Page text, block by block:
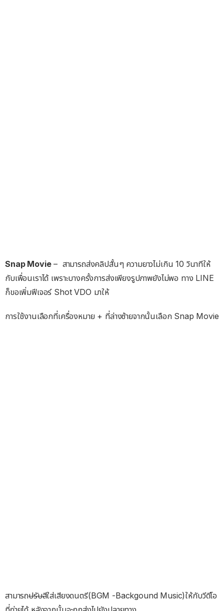
Snap Movie– สามารถส่งคลิปสั้นๆ ความยาวไม่เกิน 10 วินาทีให้
กับเพื่อนเราได้ เพราะบางครั้งการส่งเพียงรูปภาพยังไม่พอ ทาง LINE
ก็ขอเพิ่มฟีเจอร์ Shot VDO มาให้
การใช้งานเลือกที่เครื่องหมาย + ที่ล่างซ้ายจากนั้นเลือก Snap Movie
สามารถปรับสีใส่เสียงดนตรี(BGM -Backgound Music)ให้กับวีดีโอ